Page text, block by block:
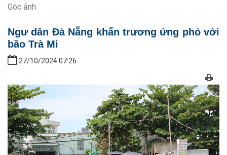
Góc ảnh
Ngư dân Đà Nẵng khẩn trương ứng phó với
bão Trà Mi
27/10/2024 07:26